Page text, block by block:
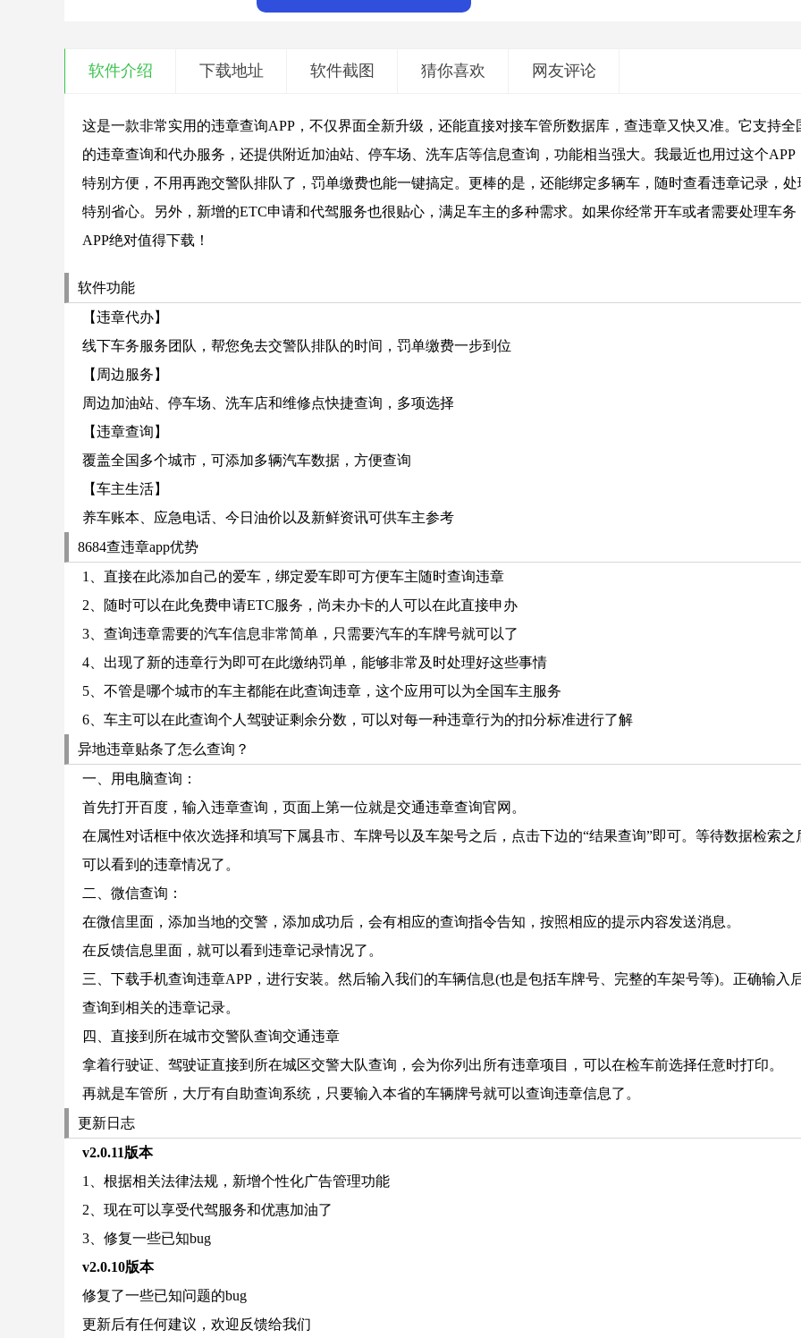
软件介绍 下载地址 软件截图 猜你喜欢 网友评论
这是一款非常实用的违章查询APP，不仅界面全新升级，还能直接对接车管所数据库，查违章又快又准。它支持全
的违章查询和代办服务，还提供附近加油站、停车场、洗车店等信息查询，功能相当强大。我最近也用过这个APP
特别方便，不用再跑交警队排队了，罚单缴费也能一键搞定。更棒的是，还能绑定多辆车，随时查看违章记录，处
特别省心。另外，新增的ETC申请和代驾服务也很贴心，满足车主的多种需求。如果你经常开车或者需要处理车务
APP绝对值得下载！
软件功能
【违章代办】
线下车务服务团队，帮您免去交警队排队的时间，罚单缴费一步到位
【周边服务】
周边加油站、停车场、洗车店和维修点快捷查询，多项选择
【违章查询】
覆盖全国多个城市，可添加多辆汽车数据，方便查询
【车主生活】
养车账本、应急电话、今日油价以及新鲜资讯可供车主参考
8684查违章app优势
1、直接在此添加自己的爱车，绑定爱车即可方便车主随时查询违章
2、随时可以在此免费申请ETC服务，尚未办卡的人可以在此直接申办
3、查询违章需要的汽车信息非常简单，只需要汽车的车牌号就可以了
4、出现了新的违章行为即可在此缴纳罚单，能够非常及时处理好这些事情
5、不管是哪个城市的车主都能在此查询违章，这个应用可以为全国车主服务
6、车主可以在此查询个人驾驶证剩余分数，可以对每一种违章行为的扣分标准进行了解
异地违章贴条了怎么查询？
一、用电脑查询：
首先打开百度，输入违章查询，页面上第一位就是交通违章查询官网。
在属性对话框中依次选择和填写下属县市、车牌号以及车架号之后，点击下边的“结果查询”即可。等待数据检索之
可以看到的违章情况了。
二、微信查询：
在微信里面，添加当地的交警，添加成功后，会有相应的查询指令告知，按照相应的提示内容发送消息。
在反馈信息里面，就可以看到违章记录情况了。
三、下载手机查询违章APP，进行安装。然后输入我们的车辆信息(也是包括车牌号、完整的车架号等)。正确输入
查询到相关的违章记录。
四、直接到所在城市交警队查询交通违章
拿着行驶证、驾驶证直接到所在城区交警大队查询，会为你列出所有违章项目，可以在检车前选择任意时打印。
再就是车管所，大厅有自助查询系统，只要输入本省的车辆牌号就可以查询违章信息了。
更新日志
v2.0.11版本
1、根据相关法律法规，新增个性化广告管理功能
2、现在可以享受代驾服务和优惠加油了
3、修复一些已知bug
v2.0.10版本
修复了一些已知问题的bug
更新后有任何建议，欢迎反馈给我们